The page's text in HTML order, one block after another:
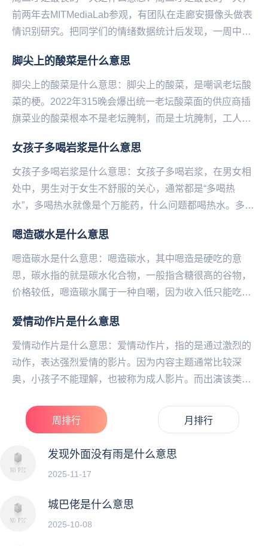
前两年去MITMediaLab参观，有团队在走廊安摄像头做表
情识别研究。把同学们的情绪数据统计后发现，一周中最
脚尖上的酸菜是什么意思
脚尖上的酸菜是什么意思：脚尖上的酸菜，是嘲‌‌‌‌‌‌‌‌‌‌‌‌讽老坛酸
菜的梗。2022年315晚会爆出统一老坛酸菜面的供应商插
旗菜业的酸菜根本不是老坛腌制，而是土坑腌制，工人们
女孩子多喝岩浆是什么意思
女孩子多喝岩浆是什么意思：女孩子多喝岩浆，在男女相
处中，男生对于女生不舒服的关心，通常都是“多喝热
水”，多喝热水就像是个万能药，什么问题都喝热水。多喝
嗯造碳水是什么意思
嗯造碳水是什么意思：嗯造碳水，其中嗯造是硬吃的意
思，碳水指的就是碳水化合物，一般指含糖很高的谷物，
价格较低，嗯造碳水属于一种自嘲，因为收入低只‌‌‌‌‌‌‌‌‌能吃便
爱情动作片是什么意思
爱情动作片是什么意思：爱情动作片，指的是通过激烈的
动作，表达强烈爱情的影片。因为内容主题通常比较深
奥，小孩子不能理解，也被称为成人影片。而出演该类影
周排行 月排行
发现外面没有雨是什么意思
2025-11-17
城巴佬是什么意思
2025-10-08